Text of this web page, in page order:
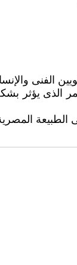
الفنى
الذى يؤثر